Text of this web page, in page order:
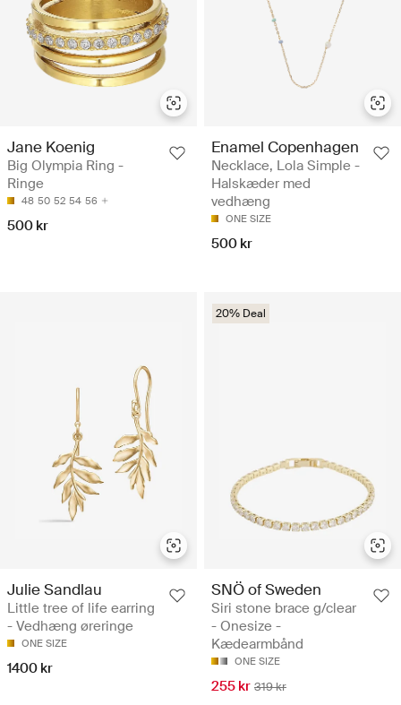
Jane Koenig
Big Olympia Ring -
Ringe
48 50 52 54 56
500 kr
Enamel Copenhagen
Necklace, Lola Simple -
Halskæder med
vedhæng
ONE SIZE
500 kr
Julie Sandlau
Little tree of life earring
- Vedhæng øreringe
ONE SIZE
1400 kr
20% Deal
SNÖ of Sweden
Siri stone brace g/clear
- Onesize -
Kædearmbånd
ONE SIZE
255 kr 319 kr